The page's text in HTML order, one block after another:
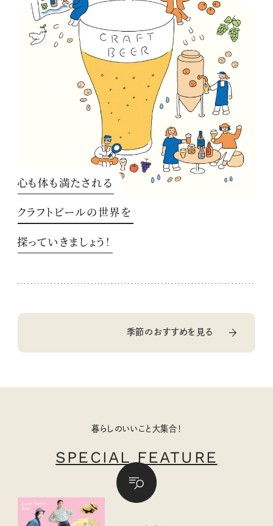
心も体も満たされる
クラフトビールの世界を
探っていきましょう！
季節のおすすめを見る
暮らしのいいこと大集合！
SPECIAL FEATURE